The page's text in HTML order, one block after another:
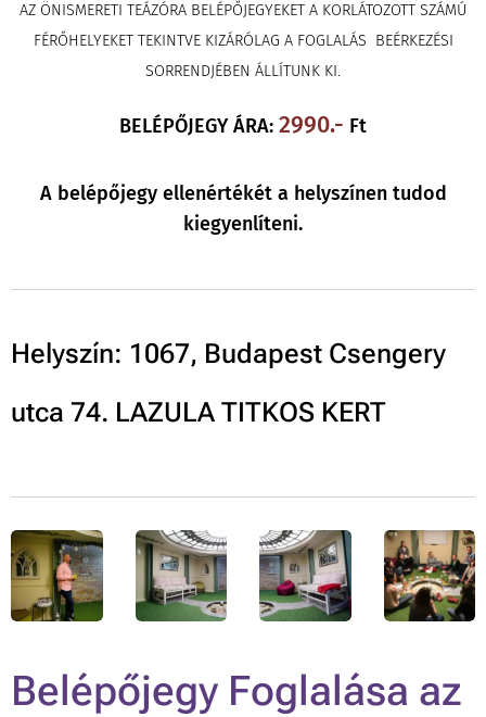
AZ ÖNISMERETI TEÁZÓRA BELÉPŐJEGYEKET A KORLÁTOZOTT SZÁMÚ
FÉRŐHELYEKET TEKINTVE KIZÁRÓLAG A FOGLALÁS BEÉRKEZÉSI
SORRENDJÉBEN ÁLLÍTUNK KI.
BELÉPŐJEGY ÁRA: 2990.- Ft
A belépőjegy ellenértékét a helyszínen tudod
kiegyenlíteni.
Helyszín: 1067, Budapest Csengery
utca 74. LAZULA TITKOS KERT
Belépőjegy Foglalása az